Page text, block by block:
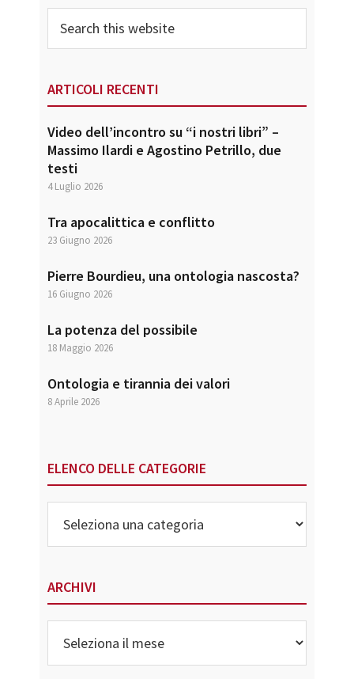
this
website
ARTICOLI RECENTI
Video dell’incontro su “i nostri libri” –
Massimo Ilardi e Agostino Petrillo, due
testi
4 Luglio 2026
Tra apocalittica e conflitto
23 Giugno 2026
Pierre Bourdieu, una ontologia nascosta?
16 Giugno 2026
La potenza del possibile
18 Maggio 2026
Ontologia e tirannia dei valori
8 Aprile 2026
ELENCO DELLE CATEGORIE
delle
Categorie
ARCHIVI